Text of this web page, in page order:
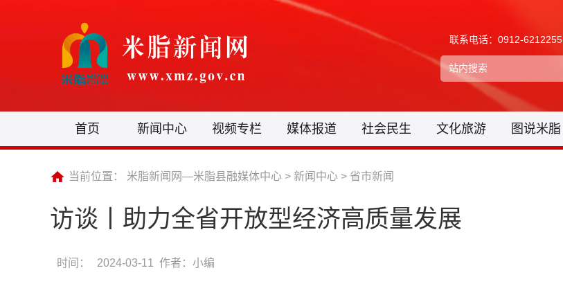
联系电话：0912-6212255
首页 新闻中心 视频专栏 媒体报道 社会民生 文化旅游 图说米脂
当前位置： 米脂新闻网—米脂县融媒体中心 > 新闻中心 > 省市新闻
访谈丨助力全省开放型经济高质量发展
时间： 2024-03-11 作者：小编